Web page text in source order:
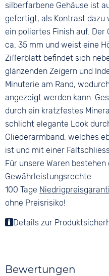
silberfarbene Gehäuse ist
gefertigt, als Kontrast dazu
ein poliertes Finish auf.
ca. 35 mm und weist eine
Zifferblatt befindet sich
glänzenden Zeigern und
Minuterie am Rand,
angezeigt werden kann.
durch ein kratzfestes
schlicht elegante Look
Gliederarmband, welches
ist und mit einer
Für unsere Waren
Gewährleistungsrechte
100 Tage
ohne Preisrisiko!
Details zur
Bewertungen